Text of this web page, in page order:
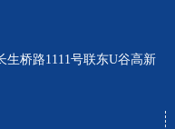
生桥路1111号联东U谷高新